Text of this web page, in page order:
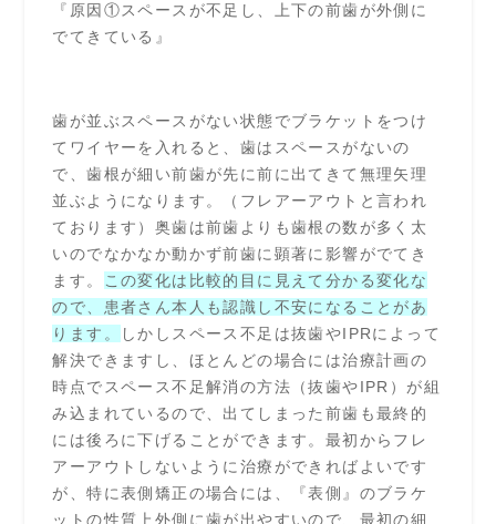
『原因①スペースが不足し、上下の前歯が外側に
でてきている』
歯が並ぶスペースがない状態でブラケットをつけ
てワイヤーを入れると、歯はスペースがないの
で、歯根が細い前歯が先に前に出てきて無理矢理
並ぶようになります。（フレアーアウトと言われ
ております）奥歯は前歯よりも歯根の数が多く太
いのでなかなか動かず前歯に顕著に影響がでてき
ます。
この変化は比較的目に見えて分かる変化な
ので、患者さん本人も認識し不安になることがあ
ります。
しかしスペース不足は抜歯やIPRによって
解決できますし、ほとんどの場合には治療計画の
時点でスペース不足解消の方法（抜歯やIPR）が組
み込まれているので、出てしまった前歯も最終的
には後ろに下げることができます。最初からフレ
アーアウトしないように治療ができればよいです
が、特に表側矯正の場合には、『表側』のブラケ
ットの性質上外側に歯が出やすいので、最初の細